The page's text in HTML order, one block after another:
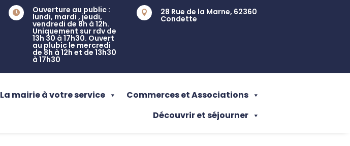
 28 Rue de la Marne, 62360
Condette
 Ouverture au public :
lundi, mardi , jeudi,
vendredi de 8h à 12h.
Uniquement sur rdv de
13h 30 à 17h30. Ouvert
au plubic le mercredi
de 8h à 12h et de 13h30
à 17h30
La mairie à votre service
Commerces et Associations
Découvrir et séjourner